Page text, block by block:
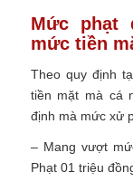
Mức phạt
mức tiền
Theo quy định
tiền mặt mà cá
định mà mức xử
– Mang vượt
Phạt 01 triệu